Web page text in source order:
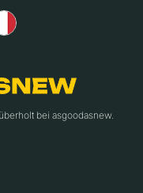
bei asgoodasnew.